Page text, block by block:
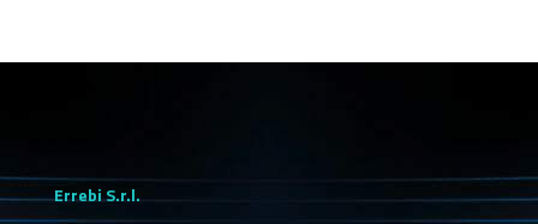
Errebi S.r.l.